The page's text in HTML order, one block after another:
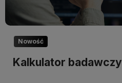
Nowość
Kalkulator badawczy